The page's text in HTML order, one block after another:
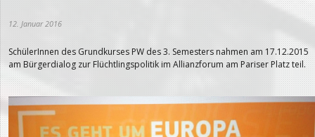
12. Januar 2016
SchülerInnen des Grundkurses PW des 3. Semesters nahmen am 17.12.2015
am Bürgerdialog zur Flüchtlingspolitik im Allianzforum am Pariser Platz teil.